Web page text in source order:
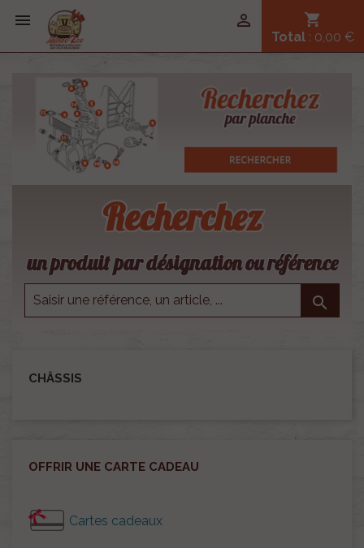
 shopping_cart
Total : 0,00 €

Recherchez
un produit par désignation ou référence

CHÂSSIS
OFFRIR UNE CARTE CADEAU
Cartes cadeaux